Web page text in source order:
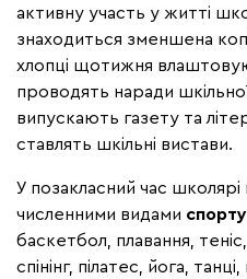
активну участь у житті
знаходиться зменшена
хлопці щотижня
проводять наради
випускають газету та
ставлять шкільні вистави.
У позакласний час
численними видами спорту
баскетбол, плавання,
спінінг, пілатес, йога,